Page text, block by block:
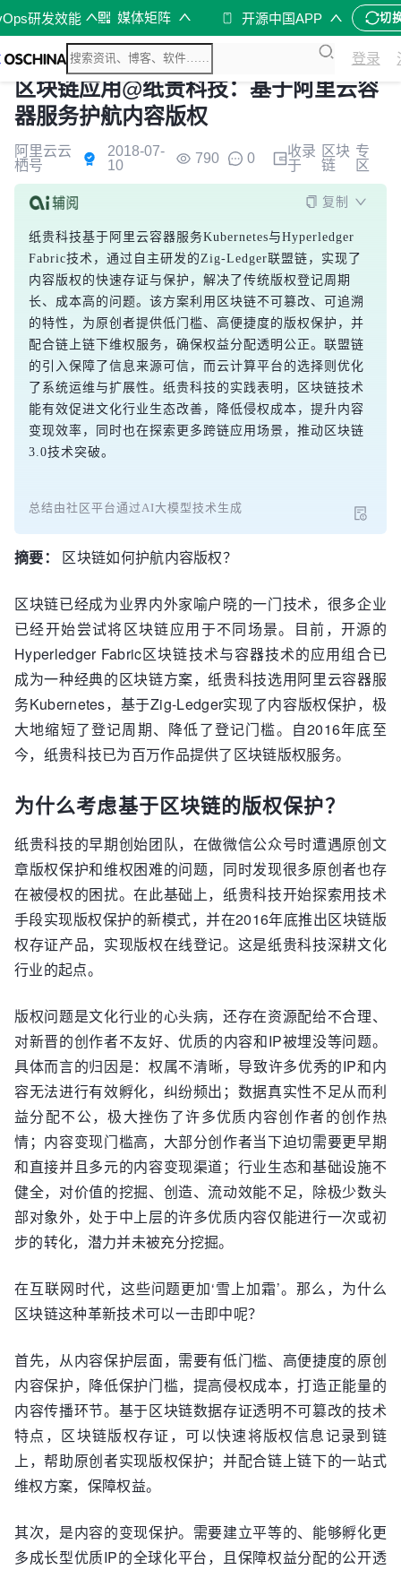
研发效能 媒体矩阵 开源中国APP 切
登录
区块链应用@纸贵科技：基于阿里云容
器服务护航内容版权
阿里云云
栖号
2018-07-
10
790 0
收录
于
区块
链
专
区
复制
纸贵科技基于阿里云容器服务Kubernetes与Hyperledger
Fabric技术，通过自主研发的Zig-Ledger联盟链，实现了
内容版权的快速存证与保护，解决了传统版权登记周期
长、成本高的问题。该方案利用区块链不可篡改、可追溯
的特性，为原创者提供低门槛、高便捷度的版权保护，并
配合链上链下维权服务，确保权益分配透明公正。联盟链
的引入保障了信息来源可信，而云计算平台的选择则优化
了系统运维与扩展性。纸贵科技的实践表明，区块链技术
能有效促进文化行业生态改善，降低侵权成本，提升内容
变现效率，同时也在探索更多跨链应用场景，推动区块链
3.0技术突破。
总结由社区平台通过AI大模型技术生成
摘要： 区块链如何护航内容版权？
区块链已经成为业界内外家喻户晓的一门技术，很多企业
已经开始尝试将区块链应用于不同场景。目前，开源的
Hyperledger Fabric区块链技术与容器技术的应用组合已
成为一种经典的区块链方案，纸贵科技选用阿里云容器服
务Kubernetes，基于Zig-Ledger实现了内容版权保护，极
大地缩短了登记周期、降低了登记门槛。自2016年底至
今，纸贵科技已为百万作品提供了区块链版权服务。
为什么考虑基于区块链的版权保护？
纸贵科技的早期创始团队，在做微信公众号时遭遇原创文
章版权保护和维权困难的问题，同时发现很多原创者也存
在被侵权的困扰。在此基础上，纸贵科技开始探索用技术
手段实现版权保护的新模式，并在2016年底推出区块链版
权存证产品，实现版权在线登记。这是纸贵科技深耕文化
行业的起点。
版权问题是文化行业的心头病，还存在资源配给不合理、
对新晋的创作者不友好、优质的内容和IP被埋没等问题。
具体而言的归因是：权属不清晰，导致许多优秀的IP和内
容无法进行有效孵化，纠纷频出；数据真实性不足从而利
益分配不公，极大挫伤了许多优质内容创作者的创作热
情；内容变现门槛高，大部分创作者当下迫切需要更早期
和直接并且多元的内容变现渠道；行业生态和基础设施不
健全，对价值的挖掘、创造、流动效能不足，除极少数头
部对象外，处于中上层的许多优质内容仅能进行一次或初
步的转化，潜力并未被充分挖掘。
在互联网时代，这些问题更加‘雪上加霜’。那么，为什么
区块链这种革新技术可以一击即中呢？
首先，从内容保护层面，需要有低门槛、高便捷度的原创
内容保护，降低保护门槛，提高侵权成本，打造正能量的
内容传播环节。基于区块链数据存证透明不可篡改的技术
特点，区块链版权存证，可以快速将版权信息记录到链
上，帮助原创者实现版权保护；并配合链上链下的一站式
维权方案，保障权益。
其次，是内容的变现保护。需要建立平等的、能够孵化更
多成长型优质IP的全球化平台，且保障权益分配的公开透